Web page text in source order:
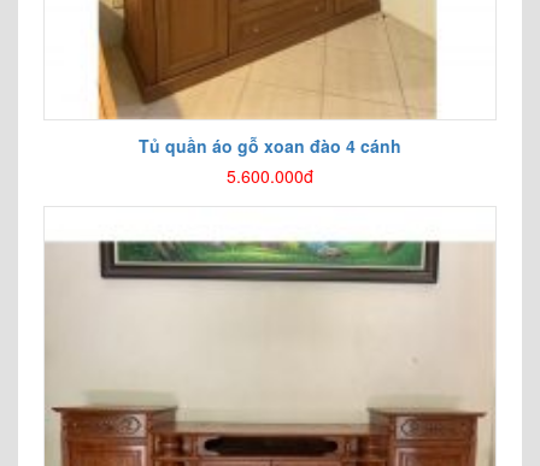
Tủ quần áo gỗ xoan đào 4 cánh
5.600.000đ